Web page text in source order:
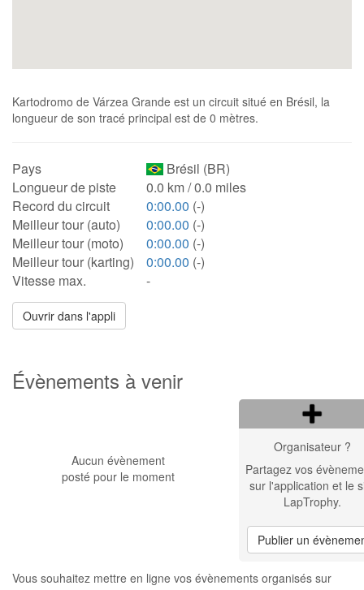
Kartodromo de Várzea Grande est un circuit situé en Brésil, la
longueur de son tracé principal est de 0 mètres.
Pays
Brésil (BR)
Longueur de piste
0.0 km / 0.0 miles
Record du circuit
0:00.00 (-)
Meilleur tour (auto)
0:00.00 (-)
Meilleur tour (moto)
0:00.00 (-)
Meilleur tour (karting)
0:00.00 (-)
Vitesse max.
-
Ouvrir dans l'appli
Évènements à venir
Aucun évènement
posté pour le moment
Organisateur ?
Partagez vos
sur l'application et le
LapTrophy.
Publier un
Vous souhaitez mettre en ligne vos évènements organisés sur